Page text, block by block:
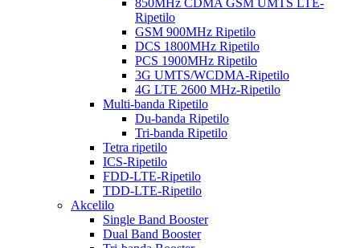
850MHz CDMA GSM UMTS LTE-
Ripetilo
GSM 900MHz Ripetilo
DCS 1800MHz Ripetilo
PCS 1900MHz Ripetilo
3G UMTS/WCDMA-Ripetilo
4G LTE 2600 MHz-Ripetilo
Multi-banda Ripetilo
Du-banda Ripetilo
Tri-banda Ripetilo
Tetra ripetilo
ICS-Ripetilo
FDD-LTE-Ripetilo
TDD-LTE-Ripetilo
Akcelilo
Single Band Booster
Dual Band Booster